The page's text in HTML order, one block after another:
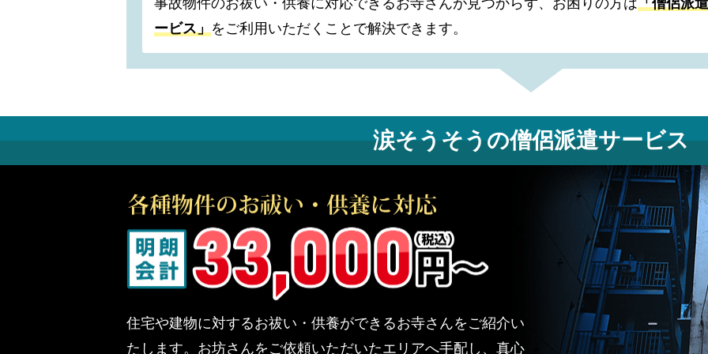
ービス」 をご利用いただくことで解決できます。
涙そうそうの僧侶派遣サービス
住宅や建物に対するお祓い・供養ができるお寺さんをご紹介い
たします。お坊さんをご依頼いただいたエリアへ手配し、真心